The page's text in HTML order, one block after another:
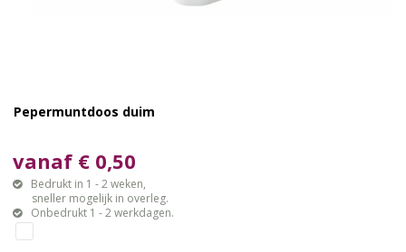
Pepermuntdoos duim
vanaf € 0,50
Bedrukt in 1 - 2 weken,
sneller mogelijk in overleg.
Onbedrukt 1 - 2 werkdagen.